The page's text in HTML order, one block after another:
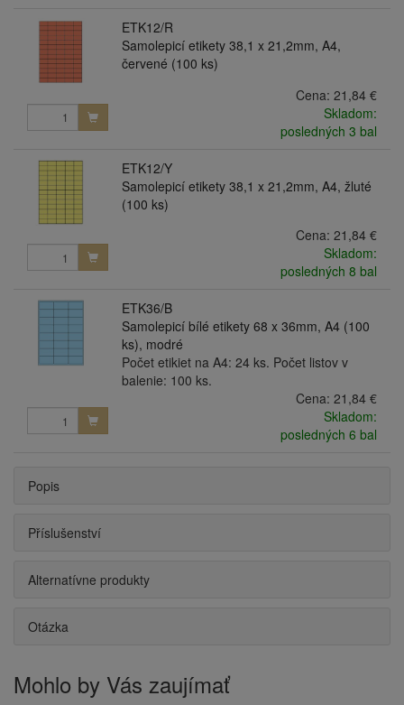
ETK12/R
Samolepicí etikety 38,1 x 21,2mm, A4,
červené (100 ks)
Cena: 21,84 €
Skladom:
posledných 3 bal
ETK12/Y
Samolepicí etikety 38,1 x 21,2mm, A4, žluté
(100 ks)
Cena: 21,84 €
Skladom:
posledných 8 bal
ETK36/B
Samolepicí bílé etikety 68 x 36mm, A4 (100
ks), modré
Počet etikiet na A4: 24 ks. Počet listov v
balenie: 100 ks.
Cena: 21,84 €
Skladom:
posledných 6 bal
Popis
Příslušenství
Alternatívne produkty
Otázka
Mohlo by Vás zaujímať